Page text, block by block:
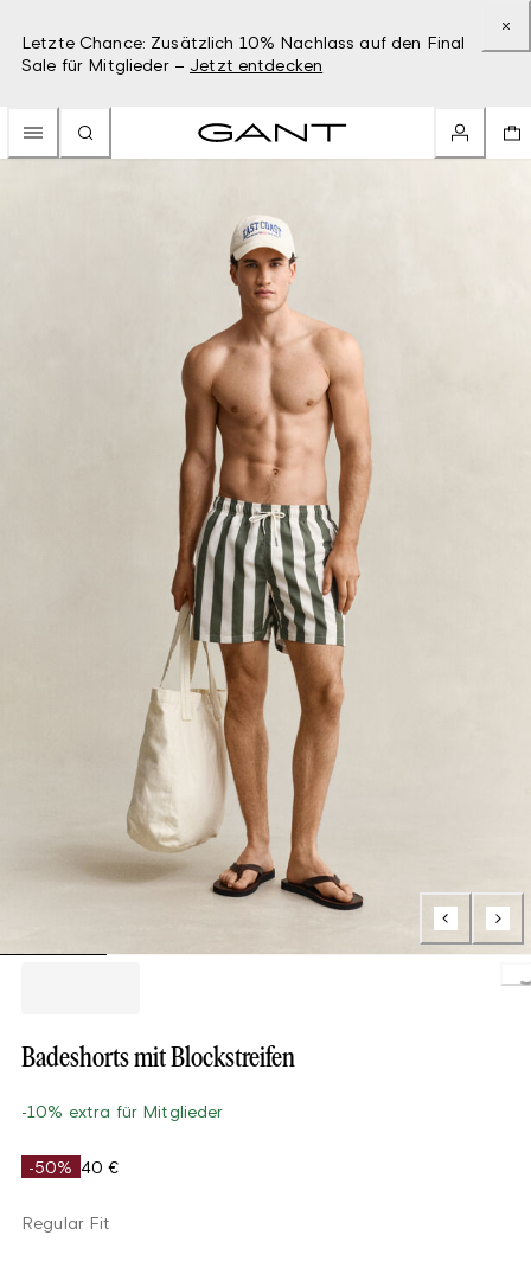
Letzte Chance: Zusätzlich 10% Nachlass auf den Final
Sale für Mitglieder – Jetzt entdecken
Badeshorts mit Blockstreifen
-10% extra für Mitglieder
-50% 40 €
Regular Fit